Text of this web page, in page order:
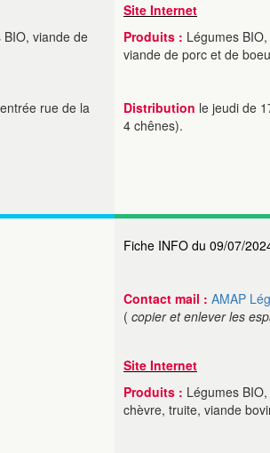
viande de
rue de la
Site Internet
Produits : Légumes
viande de porc et de
Distribution le jeudi de
4 chênes).
Fiche INFO du 09/07/
Contact mail : AMAP
( copier et enlever les
Site Internet
Produits : Légumes
chèvre, truite, viande